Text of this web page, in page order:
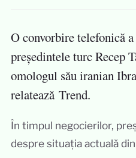
O convorbire telefonică
președintele turc Recep
omologul său iranian
relatează Trend.
În timpul negocierilor,
despre situația actuală din